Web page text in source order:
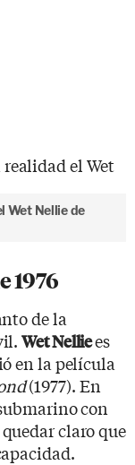
Wet Nellie de
1976
de la
Wet Nelliees
en la película
(1977). En
con
claro que